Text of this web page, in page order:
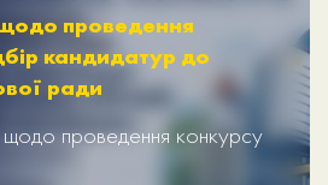
проведення
кандидатур до
ради
проведення конкурсу